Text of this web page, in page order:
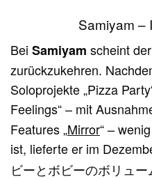
Samiyam –
BeiSamiyam scheint
zurückzukehren.
Soloprojekte „Pizza
Feelings“ – mit
Features „Mirror“ –
ist, lieferte er im
ビーとボビーのボリュー